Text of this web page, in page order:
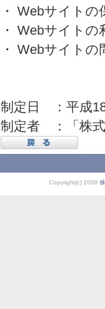
・ Webサイトの
・ Webサイト
・ Webサイト
制定日 ：平成
制定者 ：「株
Copyright(c) 2008